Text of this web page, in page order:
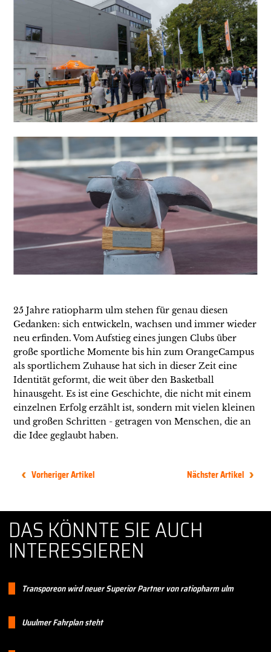
25 Jahre ratiopharm ulm stehen für genau diesen
Gedanken: sich entwickeln, wachsen und immer wieder
neu erfinden. Vom Aufstieg eines jungen Clubs über
große sportliche Momente bis hin zum OrangeCampus
als sportlichem Zuhause hat sich in dieser Zeit eine
Identität geformt, die weit über den Basketball
hinausgeht. Es ist eine Geschichte, die nicht mit einem
einzelnen Erfolg erzählt ist, sondern mit vielen kleinen
und großen Schritten - getragen von Menschen, die an
die Idee geglaubt haben.
Vorheriger Artikel Nächster Artikel
DAS KÖNNTE SIE AUCH
INTERESSIEREN
Transporeon wird neuer Superior Partner von ratiopharm ulm
Uuulmer Fahrplan steht